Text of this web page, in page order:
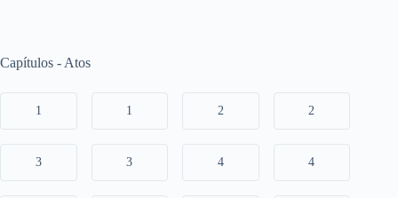
Capítulos - Atos
1 1 2 2
3 3 4 4